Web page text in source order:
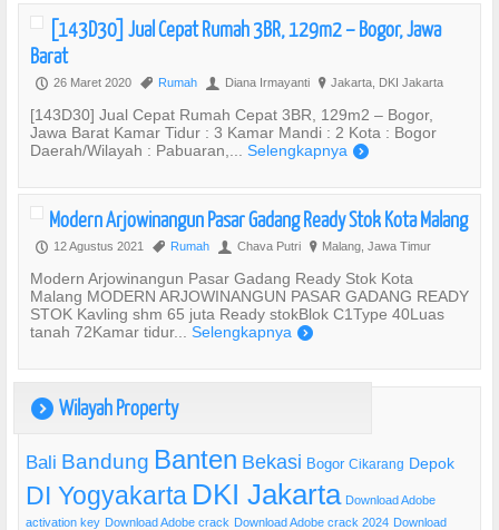
[143D30] Jual Cepat Rumah 3BR, 129m2 – Bogor, Jawa
Barat
P 26 Maret 2020 , Rumah U Diana Irmayanti ? Jakarta, DKI Jakarta
[143D30] Jual Cepat Rumah Cepat 3BR, 129m2 – Bogor,
Jawa Barat Kamar Tidur : 3 Kamar Mandi : 2 Kota : Bogor
Daerah/Wilayah : Pabuaran,... Selengkapnya )
Modern Arjowinangun Pasar Gadang Ready Stok Kota Malang
P 12 Agustus 2021 , Rumah U Chava Putri ? Malang, Jawa Timur
Modern Arjowinangun Pasar Gadang Ready Stok Kota
Malang MODERN ARJOWINANGUN PASAR GADANG READY
STOK Kavling shm 65 juta Ready stokBlok C1Type 40Luas
tanah 72Kamar tidur... Selengkapnya )
) Wilayah Property
Bali Bandung Banten Bekasi Bogor Cikarang Depok
DI Yogyakarta DKI Jakarta Download Adobe
activation key Download Adobe crack Download Adobe crack 2024 Download